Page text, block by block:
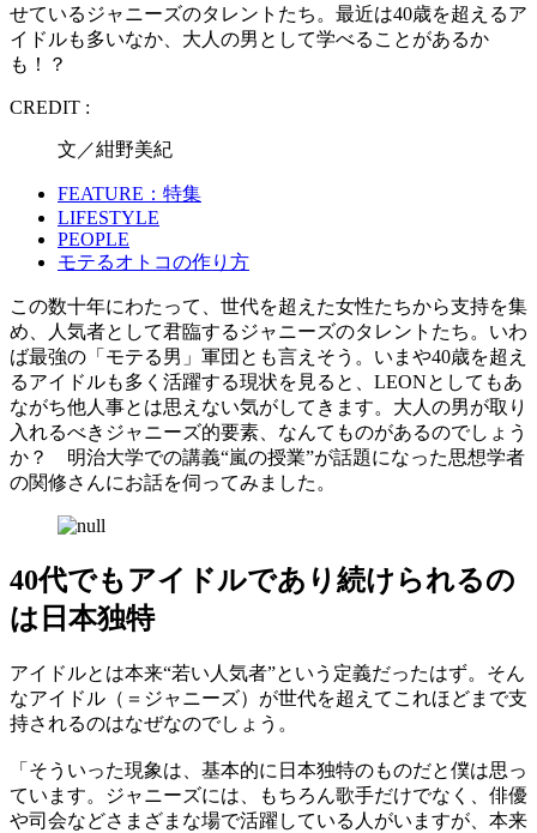
せているジャニーズのタレントたち。最近は40歳を超えるア
イドルも多いなか、大人の男として学べることがあるか
も！？
CREDIT :
文／紺野美紀
FEATURE：特集
LIFESTYLE
PEOPLE
モテるオトコの作り方
この数十年にわたって、世代を超えた女性たちから支持を集
め、人気者として君臨するジャニーズのタレントたち。いわ
ば最強の「モテる男」軍団とも言えそう。いまや40歳を超え
るアイドルも多く活躍する現状を見ると、LEONとしてもあ
ながち他人事とは思えない気がしてきます。大人の男が取り
入れるべきジャニーズ的要素、なんてものがあるのでしょう
か？ 明治大学での講義“嵐の授業”が話題になった思想学者
の関修さんにお話を伺ってみました。
40代でもアイドルであり続けられるの
は日本独特
アイドルとは本来“若い人気者”という定義だったはず。そん
なアイドル（＝ジャニーズ）が世代を超えてこれほどまで支
持されるのはなぜなのでしょう。
「そういった現象は、基本的に日本独特のものだと僕は思っ
ています。ジャニーズには、もちろん歌手だけでなく、俳優
や司会などさまざまな場で活躍している人がいますが、本来